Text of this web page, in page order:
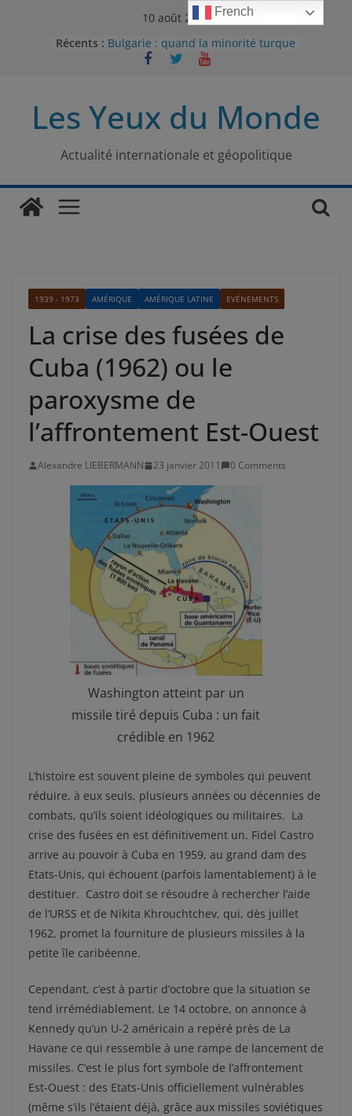
10 août 2026
Récents : Bulgarie : quand la minorité turque
était contrainte à l’effacement
mémoriel et lutte pour
l’indépendance
guerre entre le Pakistan et
Majorités numériques et réseaux
Les Yeux du Monde
Actualité internationale et géopolitique
1939 - 1973 AMÉRIQUE AMÉRIQUE LATINE EVÉNEMENTS
La crise des fusées de
Cuba (1962) ou le
paroxysme de
l’affrontement Est-Ouest
Alexandre LIEBERMANN 23 janvier 2011 0 Comments
Washington atteint par un
missile tiré depuis Cuba : un fait
crédible en 1962
L’histoire est souvent pleine de symboles qui peuvent
réduire, à eux seuls, plusieurs années ou décennies de
combats, qu’ils soient idéologiques ou militaires. La
crise des fusées en est définitivement un. Fidel Castro
arrive au pouvoir à Cuba en 1959, au grand dam des
Etats-Unis, qui échouent (parfois lamentablement) à le
destituer. Castro doit se résoudre à rechercher l’aide
de l’URSS et de Nikita Khrouchtchev, qui, dès juillet
1962, promet la fourniture de plusieurs missiles à la
petite île caribéenne.
Cependant, c’est à partir d’octobre que la situation se
tend irrémédiablement. Le 14 octobre, on annonce à
Kennedy qu’un U-2 américain a repéré près de La
Havane ce qui ressemble à une rampe de lancement de
missiles. C’est le plus fort symbole de l’affrontement
Est-Ouest : des Etats-Unis officiellement vulnérables
(même s’ils l’étaient déjà, grâce aux missiles soviétiques
French